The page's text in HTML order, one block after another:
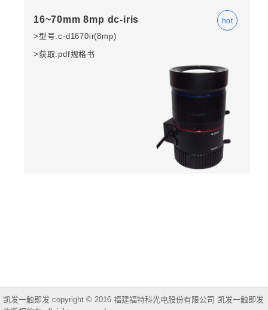
16~70mm 8mp dc-iris
>型号:c-d1670ir(8mp)
>获取:pdf规格书
凯发一触即发 copyright © 2016 福建福特科光电股份有限公司 凯发一触即发